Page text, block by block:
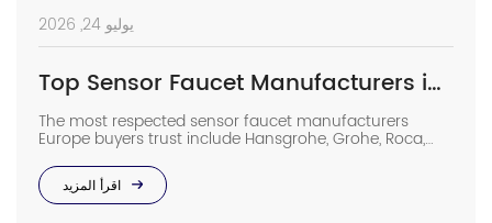
يوليو 24, 2026
Top Sensor Faucet Manufacturers in Europe | 2026 Buyer’s Guide
The most respected sensor faucet manufacturers
Europe buyers trust include Hansgrohe, Grohe, Roca,
Geberit, Oras, and Delabie, while high-spec Chinese
OEMs such as Interhasa have emerged as competitive
alternatives for commercial projects. In such facilities,
low-grade sensor faucets can lead to ghost flushing,
اقرأ المزيد